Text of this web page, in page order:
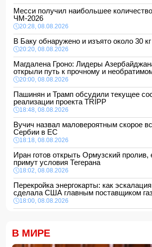
Месси получил наибольшее
ЧМ-2026
20:28, 08.08.2026
В Баку обнаружено и изъято около 30
20:20, 08.08.2026
Магдалена Гроно: Лидеры
открыли путь к прочному и
20:00, 08.08.2026
Пашинян и Трамп обсудили текущее
реализации проекта TRIPP
18:48, 08.08.2026
Вучич назвал маловероятным скорое
Сербии в ЕС
18:18, 08.08.2026
Иран готов открыть Ормузский
примут условия Тегерана
18:02, 08.08.2026
Перекройка энергокарты: как
сделала США главным поставщиком
18:00, 08.08.2026
16:48, 08.08.2026
В МИРЕ